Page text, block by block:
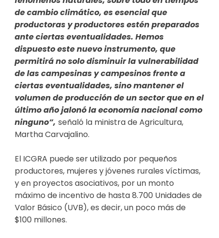
de cambio climático, es esencial que
productoras y productores estén preparados
ante ciertas eventualidades. Hemos
dispuesto este nuevo instrumento, que
permitirá no solo disminuir la vulnerabilidad
de las campesinas y campesinos frente a
ciertas eventualidades, sino mantener el
volumen de producción de un sector que en el
último año jalonó la economía nacional como
ninguno”, señaló la ministra de Agricultura,
Martha Carvajalino.
El ICGRA puede ser utilizado por pequeños
productores, mujeres y jóvenes rurales víctimas,
y en proyectos asociativos, por un monto
máximo de incentivo de hasta 8.700 Unidades de
Valor Básico (UVB), es decir, un poco más de
$100 millones.